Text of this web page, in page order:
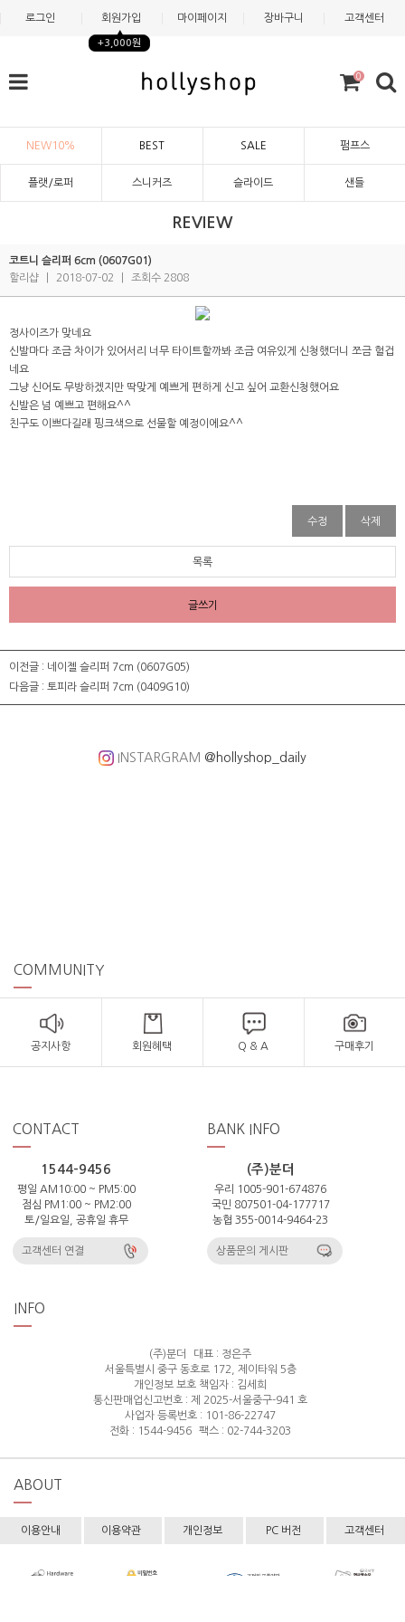
로그인 회원가입
+3,000원
마이페이지 장바구니 고객센터
0
NEW10% BEST SALE 펌프스
플랫/로퍼 스니커즈 슬라이드 샌들
REVIEW
코트니 슬리퍼 6cm (0607G01)
할리샵
2018-07-02 조회수 2808
정사이즈가 맞네요
신발마다 조금 차이가 있어서리 너무 타이트할까봐 조금 여유있게 신청했더니 쪼금 헐겁
네요
그냥 신어도 무방하겠지만 딱맞게 예쁘게 편하게 신고 싶어 교환신청했어요
신발은 넘 예쁘고 편해요^^
친구도 이쁘다길래 핑크색으로 선물할 예정이에요^^
수정 삭제
목록
글쓰기
이전글 : 네이젤 슬리퍼 7cm (0607G05)
다음글 : 토피라 슬리퍼 7cm (0409G10)
INSTARGRAM @hollyshop_daily
COMMUNITY
공지사항 회원혜택 Q & A 구매후기
CONTACT
1544-9456
평일 AM10:00 ~ PM5:00
점심 PM1:00 ~ PM2:00
토/일요일, 공휴일 휴무
고객센터 연결
BANK INFO
(주)분더
우리 1005-901-674876
국민 807501-04-177717
농협 355-0014-9464-23
상품문의 게시판
INFO
(주)분더
대표 : 정은주
서울특별시 중구 동호로 172, 제이타워 5층
개인정보 보호 책임자 : 김세희
통신판매업신고번호 : 제 2025-서울중구-941 호
사업자 등록번호 : 101-86-22747
전화 : 1544-9456
팩스 : 02-744-3203
ABOUT
이용안내 이용약관 개인정보 PC 버전 고객센터